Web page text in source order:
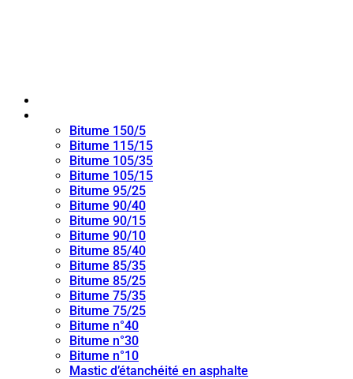
Bitume 150/5
Bitume 115/15
Bitume 105/35
Bitume 105/15
Bitume 95/25
Bitume 90/40
Bitume 90/15
Bitume 90/10
Bitume 85/40
Bitume 85/35
Bitume 85/25
Bitume 75/35
Bitume 75/25
Bitume n°40
Bitume n°30
Bitume n°10
Mastic d’étanchéité en asphalte